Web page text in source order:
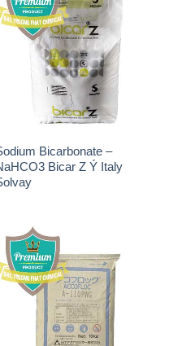
Sodium Bicarbonate –
NaHCO3 Bicar Z Ý Italy
Polymer Anion – Accofloc A-
110 PWG MT Aqua Polymer
Nhật Bản Japan